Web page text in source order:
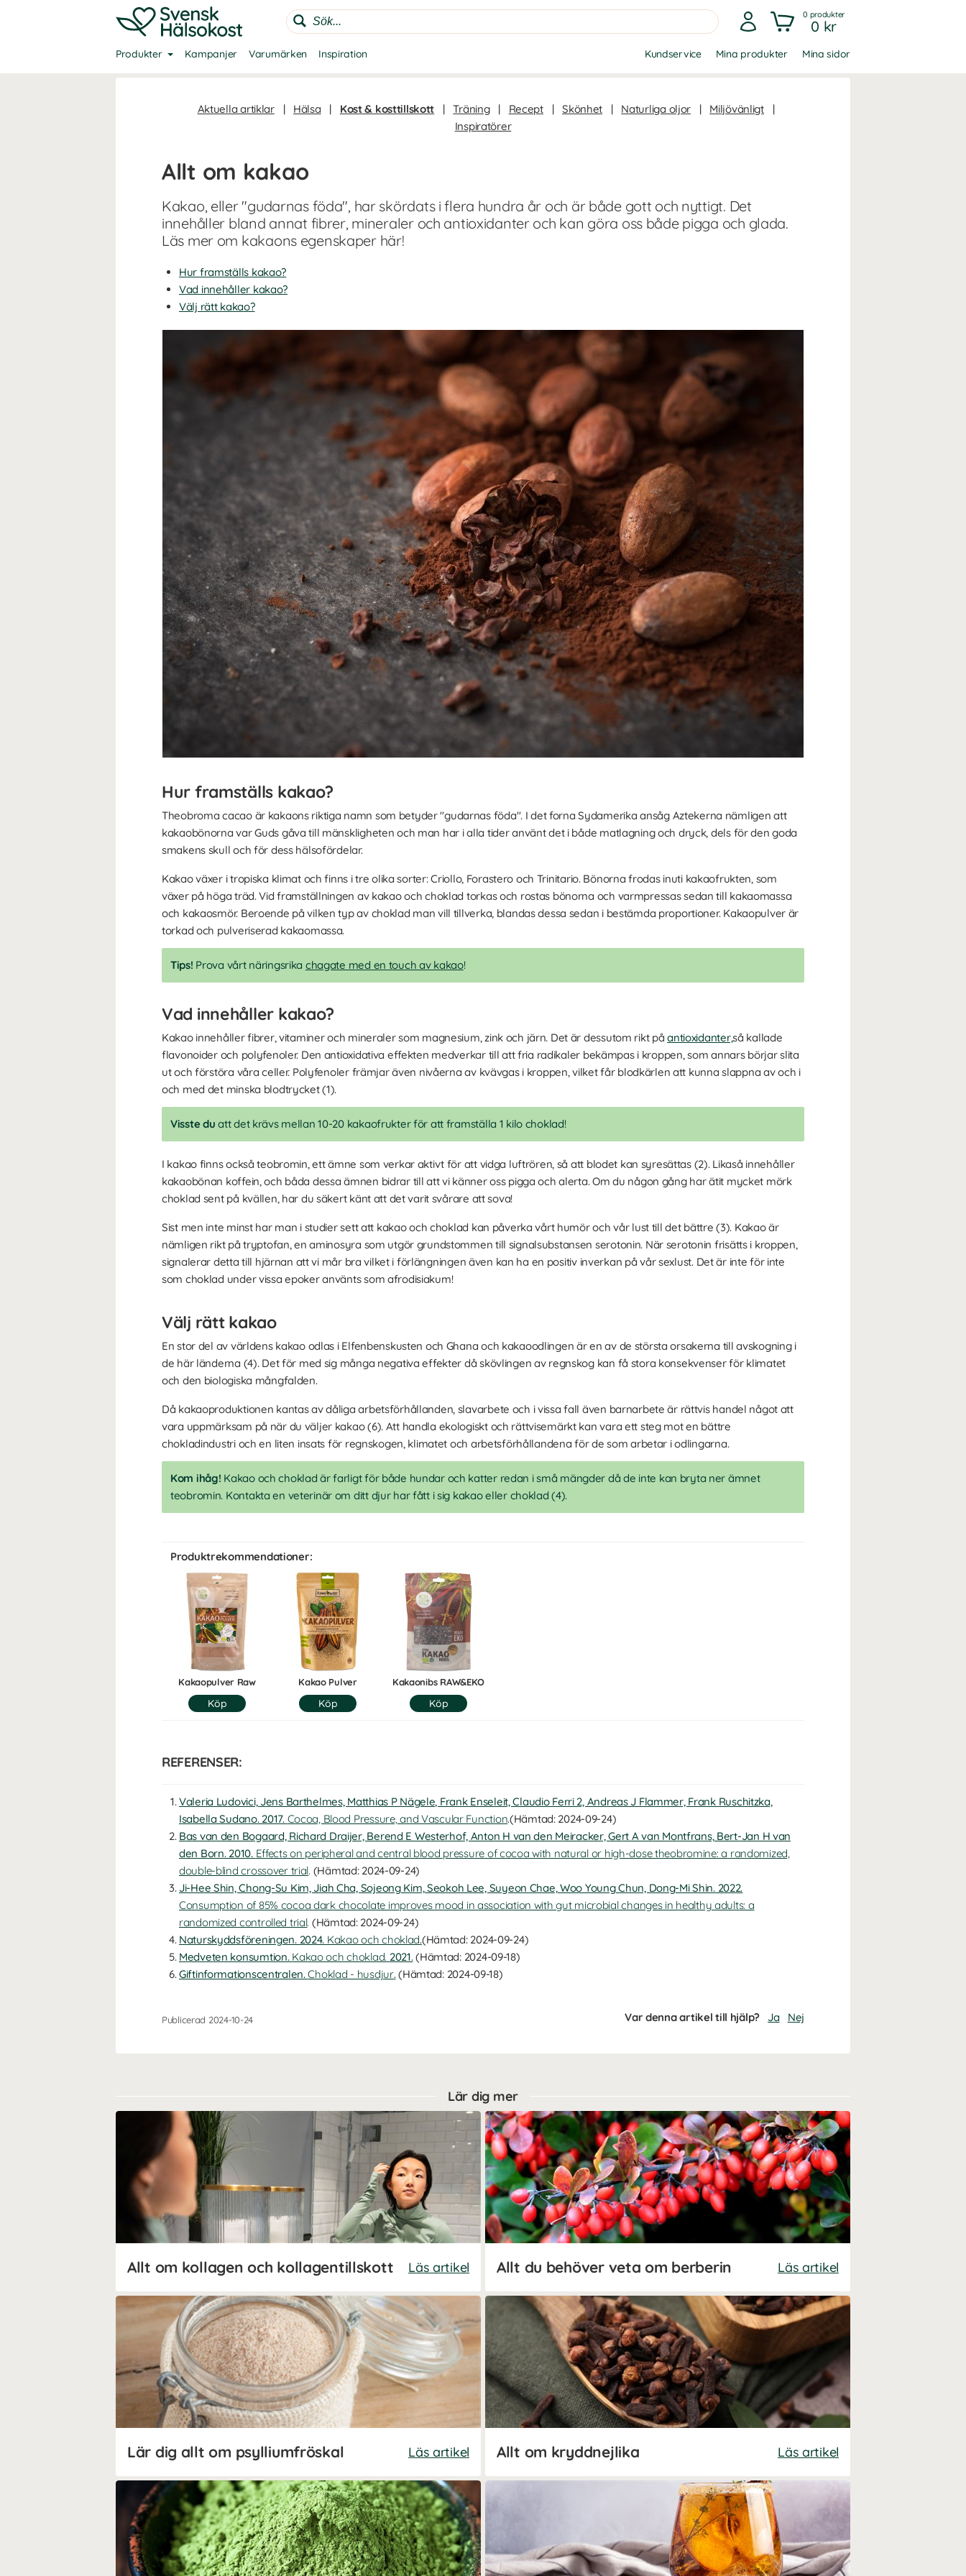
0 produkter
0 kr
Produkter Kampanjer Varumärken Inspiration Kundservice Mina produkter Mina sidor
Aktuella artiklar | Hälsa | Kost & kosttillskott | Träning | Recept | Skönhet | Naturliga oljor | Miljövänligt
|
Inspiratörer
Allt om kakao
Kakao, eller "gudarnas föda", har skördats i flera hundra år och är både gott och nyttigt. Det
innehåller bland annat fibrer, mineraler och antioxidanter och kan göra oss både pigga och glada.
Läs mer om kakaons egenskaper här!
Hur framställs kakao?
Vad innehåller kakao?
Välj rätt kakao?
Hur framställs kakao?
Theobroma cacao är kakaons riktiga namn som betyder "gudarnas föda". I det forna Sydamerika ansåg Aztekerna nämligen att
kakaobönorna var Guds gåva till mänskligheten och man har i alla tider använt det i både matlagning och dryck, dels för den goda
smakens skull och för dess hälsofördelar.
Kakao växer i tropiska klimat och finns i tre olika sorter: Criollo, Forastero och Trinitario. Bönorna frodas inuti kakaofrukten, som
växer på höga träd. Vid framställningen av kakao och choklad torkas och rostas bönorna och varmpressas sedan till kakaomassa
och kakaosmör. Beroende på vilken typ av choklad man vill tillverka, blandas dessa sedan i bestämda proportioner. Kakaopulver är
torkad och pulveriserad kakaomassa.
Tips! Prova vårt näringsrika chagate med en touch av kakao!
Vad innehåller kakao?
Kakao innehåller fibrer, vitaminer och mineraler som magnesium, zink och järn. Det är dessutom rikt påantioxidanter,så kallade
flavonoider och polyfenoler. Den antioxidativa effekten medverkar till att fria radikaler bekämpas i kroppen, som annars börjar slita
ut och förstöra våra celler. Polyfenoler främjar även nivåerna av kvävgas i kroppen, vilket får blodkärlen att kunna slappna av och i
och med det minska blodtrycket (1).
Visste du att det krävs mellan 10-20 kakaofrukter för att framställa 1 kilo choklad!
I kakao finns också teobromin, ett ämne som verkar aktivt för att vidga luftrören, så att blodet kan syresättas (2). Likaså innehåller
kakaobönan koffein, och båda dessa ämnen bidrar till att vi känner oss pigga och alerta. Om du någon gång har ätit mycket mörk
choklad sent på kvällen, har du säkert känt att det varit svårare att sova!
Sist men inte minst har man i studier sett att kakao och choklad kan påverka vårt humör och vår lust till det bättre (3). Kakao är
nämligen rikt på tryptofan, en aminosyra som utgör grundstommen till signalsubstansen serotonin. När serotonin frisätts i kroppen,
signalerar detta till hjärnan att vi mår bra vilket i förlängningen även kan ha en positiv inverkan på vår sexlust. Det är inte för inte
som choklad under vissa epoker använts som afrodisiakum!
Välj rätt kakao
En stor del av världens kakao odlas i Elfenbenskusten och Ghana och kakaoodlingen är en av de största orsakerna till avskogning i
de här länderna (4). Det för med sig många negativa effekter då skövlingen av regnskog kan få stora konsekvenser för klimatet
och den biologiska mångfalden.
Då kakaoproduktionen kantas av dåliga arbetsförhållanden, slavarbete och i vissa fall även barnarbete är rättvis handel något att
vara uppmärksam på när du väljer kakao (6). Att handla ekologiskt och rättvisemärkt kan vara ett steg mot en bättre
chokladindustri och en liten insats för regnskogen, klimatet och arbetsförhållandena för de som arbetar i odlingarna.
Kom ihåg! Kakao och choklad är farligt för både hundar och katter redan i små mängder då de inte kan bryta ner ämnet
teobromin. Kontakta en veterinär om ditt djur har fått i sig kakao eller choklad (4).
Produktrekommendationer:
Kakaopulver Raw Kakao Pulver Kakaonibs RAW&EKO
REFERENSER:
Valeria Ludovici, Jens Barthelmes, Matthias P Nägele, Frank Enseleit, Claudio Ferri 2, Andreas J Flammer, Frank Ruschitzka,
Isabella Sudano. 2017. Cocoa, Blood Pressure, and Vascular Function.(Hämtad: 2024-09-24)
Bas van den Bogaard, Richard Draijer, Berend E Westerhof, Anton H van den Meiracker, Gert A van Montfrans, Bert-Jan H van
den Born. 2010. Effects on peripheral and central blood pressure of cocoa with natural or high-dose theobromine: a randomized,
double-blind crossover trial. (Hämtad: 2024-09-24)
Ji-Hee Shin, Chong-Su Kim, Jiah Cha, Sojeong Kim, Seokoh Lee, Suyeon Chae, Woo Young Chun, Dong-Mi Shin. 2022.
Consumption of 85% cocoa dark chocolate improves mood in association with gut microbial changes in healthy adults: a
randomized controlled trial. (Hämtad: 2024-09-24)
Naturskyddsföreningen. 2024. Kakao och choklad.(Hämtad: 2024-09-24)
Medveten konsumtion. Kakao och choklad. 2021.(Hämtad: 2024-09-18)
Giftinformationscentralen.Choklad - husdjur.(Hämtad: 2024-09-18)
Publicerad 2024-10-24 Var denna artikel till hjälp? Ja Nej
Lär dig mer
Allt om kollagen och kollagentillskott Läs artikel Allt du behöver veta om berberin Läs artikel
Lär dig allt om psylliumfröskal Läs artikel Allt om kryddnejlika Läs artikel